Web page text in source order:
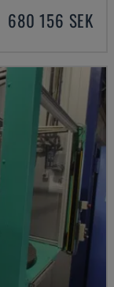
680 156 SEK